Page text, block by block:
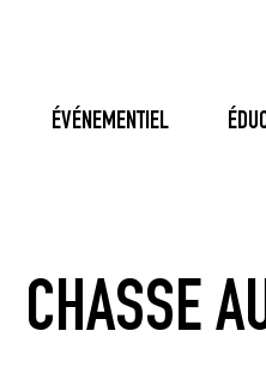
ÉVÉNEMENTIEL
CHASSE